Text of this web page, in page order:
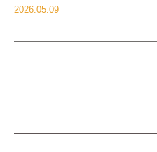
が多いお風呂がご希望という事
2026.05.09